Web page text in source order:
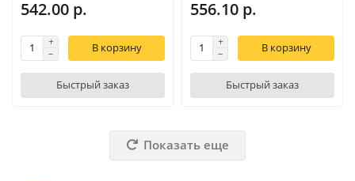
542.00 р.
В корзину
Быстрый заказ
556.10 р.
В корзину
Быстрый заказ
Показать еще